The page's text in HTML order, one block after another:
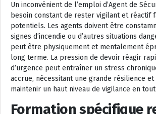
Un inconvénient de l’emploi d’Agent de
besoin constant de rester vigilant et réactif
potentiels. Les agents doivent être
signes d’incendie ou d’autres situations
peut être physiquement et mentalement
long terme. La pression de devoir réagir
d’urgence peut entraîner un stress
accrue, nécessitant une grande résilience et
maintenir un haut niveau de vigilance en
Formation spécifique